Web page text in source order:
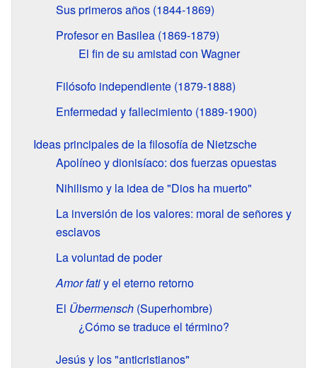
Sus primeros años (1844-1869)
Profesor en Basilea (1869-1879)
El fin de su amistad con Wagner
Filósofo independiente (1879-1888)
Enfermedad y fallecimiento (1889-1900)
Ideas principales de la filosofía de Nietzsche
Apolíneo y dionisíaco: dos fuerzas opuestas
Nihilismo y la idea de "Dios ha muerto"
La inversión de los valores: moral de señores y
esclavos
La voluntad de poder
Amor fatiy el eterno retorno
El Übermensch (Superhombre)
¿Cómo se traduce el término?
Jesús y los "anticristianos"